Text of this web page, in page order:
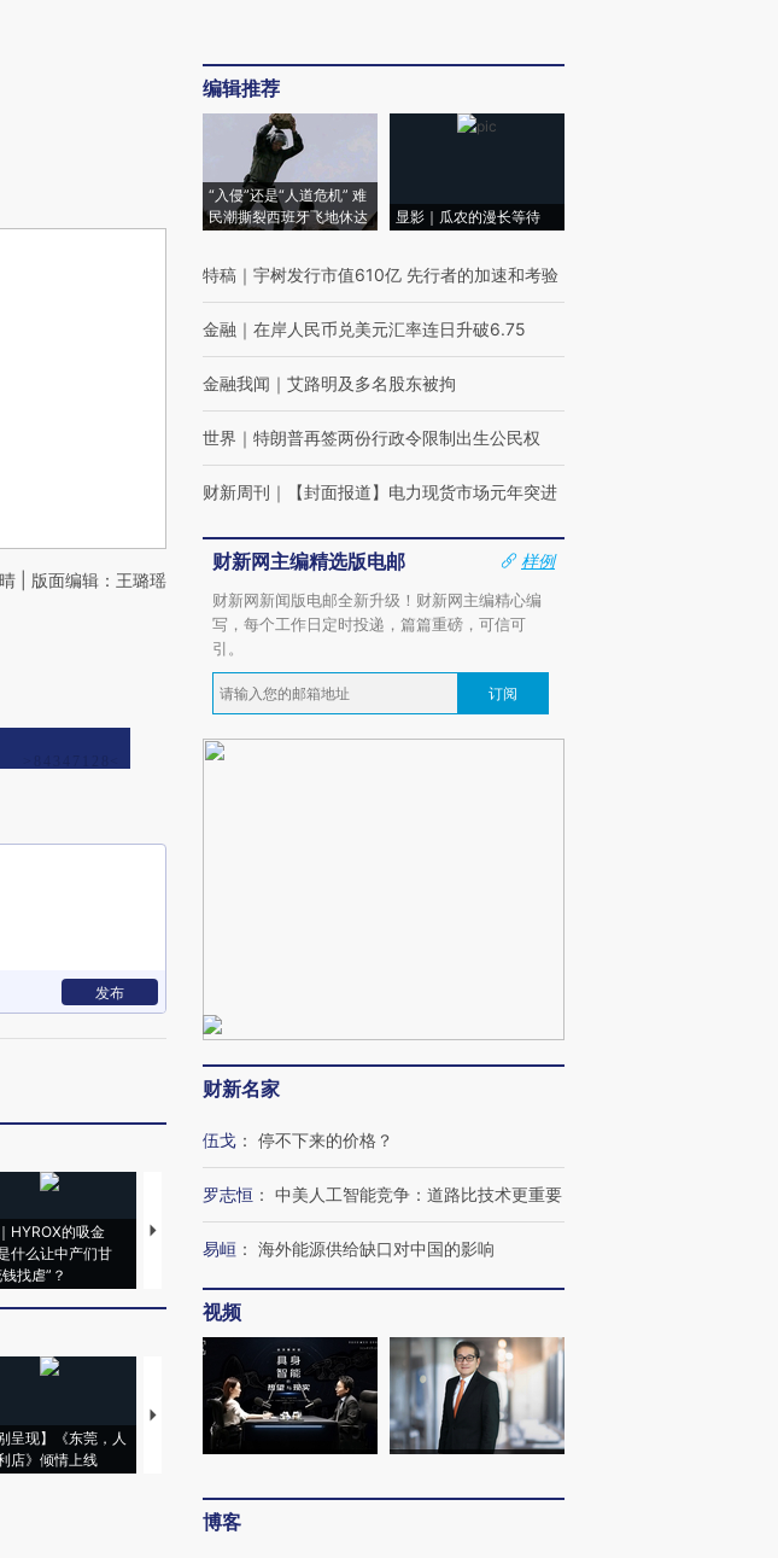
| 版面编辑：王璐瑶
发布
HYROX的吸金
什么让中产们甘
找虐”？
马航飞行员跨国走私7万
粒摇头丸 尿检体内含3种
度Z世代 用街头抗争将教
别呈现】《东莞，人
店》倾情上线
【推广】走进第四届链博
会，让数智科技“链”接产
【特别呈现】寻找100种
有意思的生活方式·第三对
【商旅对话】华住集团
CFO：不靠规模取胜，华
住三大增长引擎是什么？
编辑推荐
“入侵”还是“人道危机” 难
民潮撕裂西班牙飞地休达
显影｜瓜农的漫长等待
特稿 ｜ 宇树发行市值610亿 先行者的加速和考验
金融 ｜ 在岸人民币兑美元汇率连日升破6.75
金融我闻 ｜ 艾路明及多名股东被拘
世界 ｜ 特朗普再签两份行政令限制出生公民权
财新周刊 ｜ 【封面报道】电力现货市场元年突进
财新网主编精选版电邮
样例
财新网新闻版电邮全新升级！财新网主编精心编
写，每个工作日定时投递，篇篇重磅，可信可
引。
订阅
财新名家
伍戈 ： 停不下来的价格？
罗志恒 ： 中美人工智能竞争：道路比技术更重要
易峘 ： 海外能源供给缺口对中国的影响
视频
博客